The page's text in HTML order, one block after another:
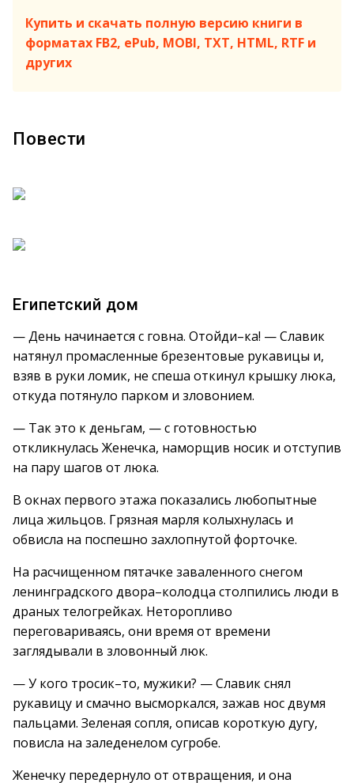
Купить и скачать полную версию книги в
форматах FB2, ePub, MOBI, TXT, HTML, RTF и
других
Повести
Египетский дом
— День начинается с говна. Отойди–ка! — Славик
натянул промасленные брезентовые рукавицы и,
взяв в руки ломик, не спеша откинул крышку люка,
откуда потянуло парком и зловонием.
— Так это к деньгам, — с готовностью
откликнулась Женечка, наморщив носик и отступив
на пару шагов от люка.
В окнах первого этажа показались любопытные
лица жильцов. Грязная марля колыхнулась и
обвисла на поспешно захлопнутой форточке.
На расчищенном пятачке заваленного снегом
ленинградского двора–колодца столпились люди в
драных телогрейках. Неторопливо
переговариваясь, они время от времени
заглядывали в зловонный люк.
— У кого тросик–то, мужики? — Славик снял
рукавицу и смачно высморкался, зажав нос двумя
пальцами. Зеленая сопля, описав короткую дугу,
повисла на заледенелом сугробе.
Женечку передернуло от отвращения, и она